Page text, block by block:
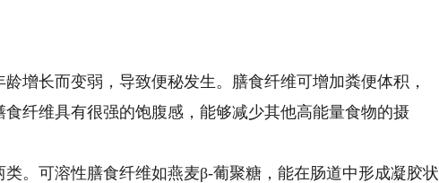
长而变弱，导致便秘发生。膳食纤维可增加粪便体积，
纤维具有很强的饱腹感，能够减少其他高能量食物的摄
可溶性膳食纤维如燕麦β-葡聚糖，能在肠道中形成凝胶状